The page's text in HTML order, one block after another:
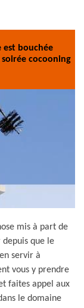
est bouchée
cocooning
mis à part de
que le
servir à
vous y prendre
faites appel aux
le domaine